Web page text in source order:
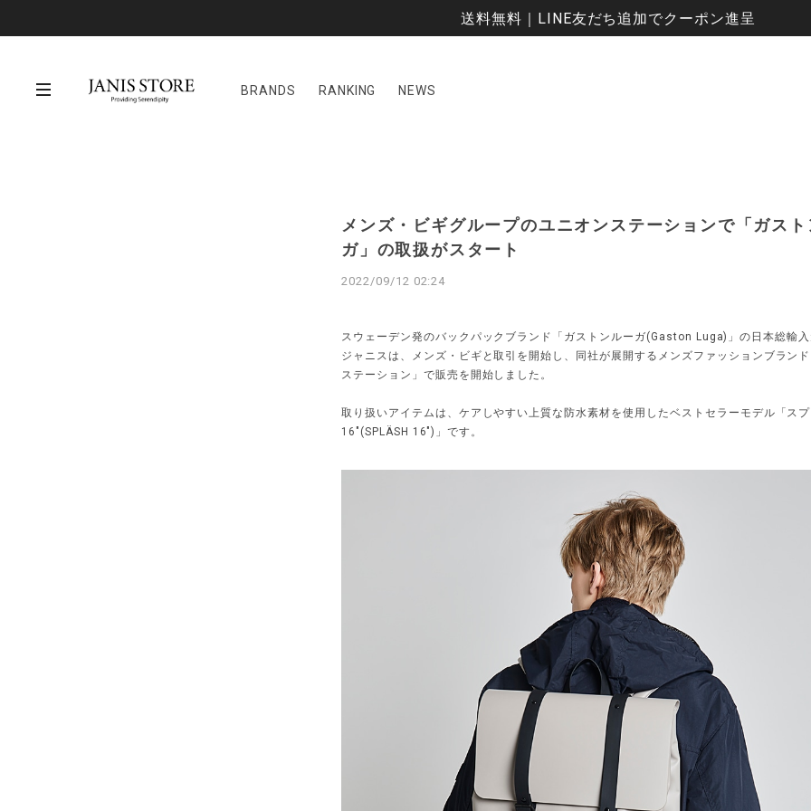
送料無料｜LINE友だち追加でクーポン進呈
BRANDS RANKING NEWS
メンズ・ビギグループのユニオンステーションで「ガス
ガ」の取扱がスタート
2022/09/12 02:24
スウェーデン発のバックパックブランド「ガストンルーガ(Gaston Luga)」の日本総輸
ジャニスは、メンズ・ビギと取引を開始し、同社が展開するメンズファッションブラン
ステーション」で販売を開始しました。
取り扱いアイテムは、ケアしやすい上質な防水素材を使用したベストセラーモデル「ス
16"(SPLÄSH 16")」です。